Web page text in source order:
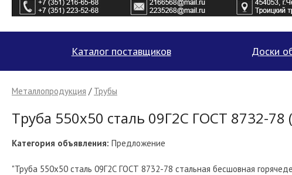
Каталог поставщиков Доски
Металлопродукция / Трубы
Труба 550х50 сталь 09Г2С ГОСТ 8732-78
Категория объявления: Предложение
"Труба 550х50 сталь 09Г2С ГОСТ 8732-78 стальная бесшовная